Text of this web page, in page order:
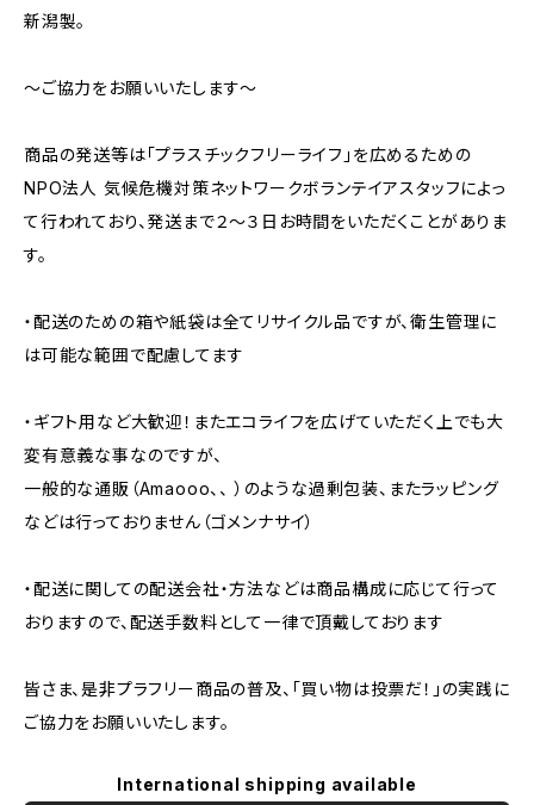
新潟製。
～ご協力をお願いいたします～
商品の発送等は「プラスチックフリーライフ」を広めるための
NPO法人 気候危機対策ネットワークボランテイアスタッフによっ
て行われており、発送まで２～３日お時間をいただくことがありま
す。
・配送のための箱や紙袋は全てリサイクル品ですが、衛生管理に
は可能な範囲で配慮してます
・ギフト用など大歓迎！またエコライフを広げていただく上でも大
変有意義な事なのですが、
一般的な通販（Amaooo、、 ）のような過剰包装、またラッピング
などは行っておりません（ゴメンナサイ）
・配送に関しての配送会社・方法などは商品構成に応じて行って
おりますので、配送手数料として一律で頂戴しております
皆さま、是非プラフリー商品の普及、「買い物は投票だ！」の実践に
ご協力をお願いいたします。
International shipping available